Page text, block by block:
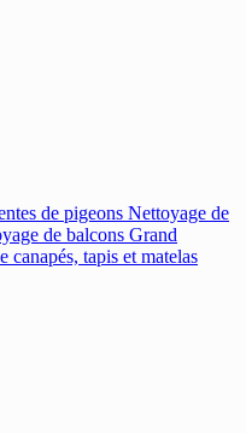
de pigeons Nettoyage de
de balcons Grand
canapés, tapis et matelas